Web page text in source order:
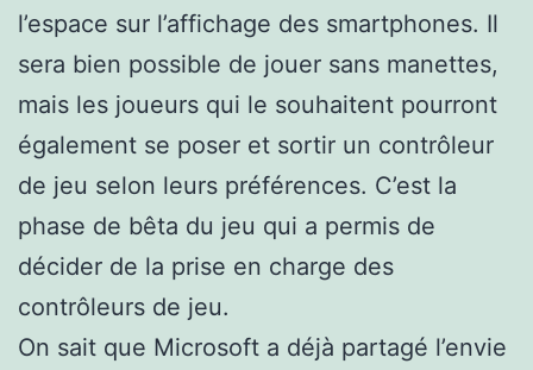
l’espace sur l’affichage des smartphones. Il
sera bien possible de jouer sans manettes,
mais les joueurs qui le souhaitent pourront
également se poser et sortir un contrôleur
de jeu selon leurs préférences. C’est la
phase de bêta du jeu qui a permis de
décider de la prise en charge des
contrôleurs de jeu.
On sait que Microsoft a déjà partagé l’envie